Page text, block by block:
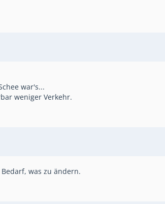
war's...
weniger Verkehr.
was zu ändern.